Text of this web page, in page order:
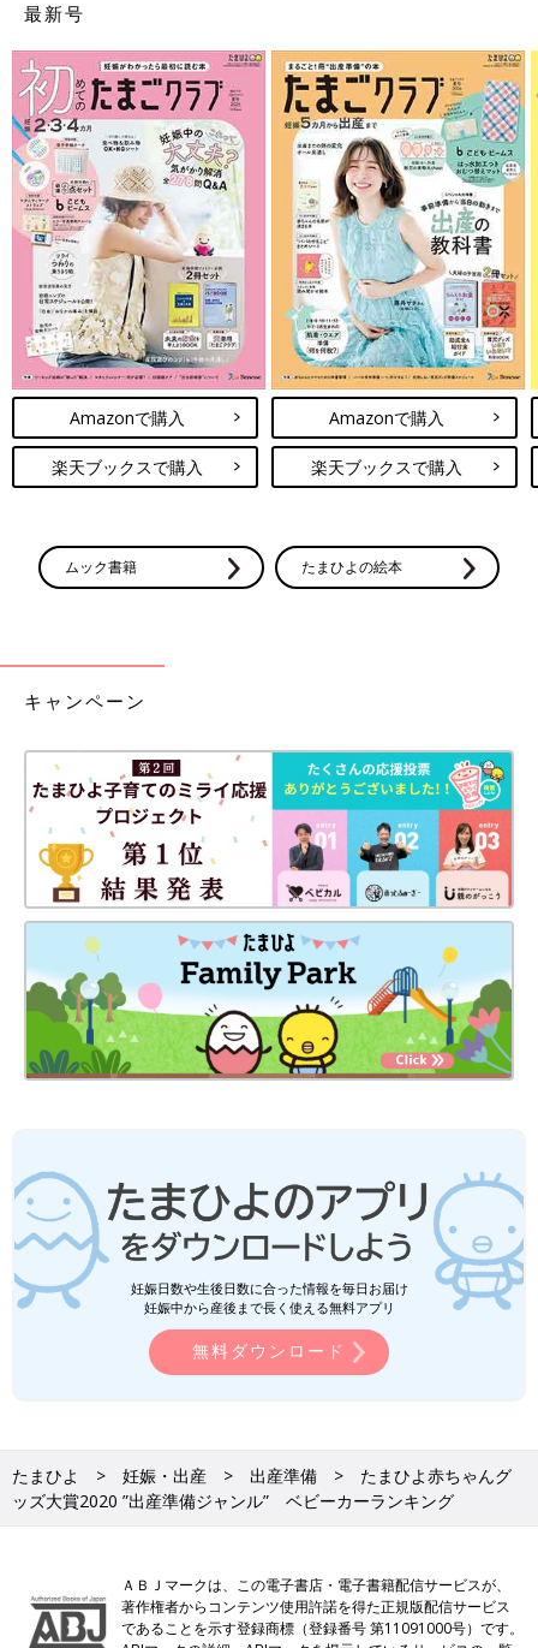
最新号
Amazonで購入
楽天ブックスで購入
Amazonで購入
楽天ブックスで購入
ムック書籍 たまひよの絵本
キャンペーン
妊娠日数や生後日数に合った情報を毎日お届け
妊娠中から産後まで長く使える無料アプリ
無料ダウンロード
たまひよ 妊娠・出産 出産準備
たまひよ赤ちゃんグ
ッズ大賞2020 ”出産準備ジャンル” ベビーカーランキング
ＡＢＪマークは、この電子書店・電子書籍配信サービスが、
著作権者からコンテンツ使用許諾を得た正規版配信サービス
であることを示す登録商標（登録番号 第11091000号）です。